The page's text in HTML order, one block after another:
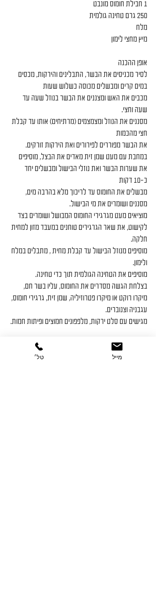
1 חבילת חומוס מונבט
250 גרם טחינה גולמית
מלח
מיץ מחצי לימון
אופן ההכנה
לסיר מכניסים את הבשר, התבלינים והירקות, מכסים
במים קרים ומבשלים מכוסה כשלוש שעות
מכבים את האש ומצננים את הבשר בנוזל שעה עד
שעה וחצי.
מסננים את הנוזל ומצמצמים (מרתיחים) אותו עד קבלת
חצי מהכמות
את הבשר מפוררים לפירורים ואת הירקות זורקים.
במחבת עם מעט שמן זית מאדים את הבצל, מוסיפים
את שערות הבשר ואת נוזלי הבישול ומבשלים יחד
כ-10 דקות
מבשלים את החומוס עד לריכוך מלא בהרבה מים,
מסננים ושומרים את מי הבישול.
מוציאים מעט מגרגירי החומוס המבושל ושומרים בצד
לקישוט, את שאר הגרגירים טוחנים במעבד מזון למחית
חלקה.
מוסיפים מנוזל הבישול עד קבלת מחית , מתבלים במלח
ולימון.
מוסיפים את הטחינה הגולמית תוך כדי טחינה.
בצלחת הגשה מסדרים את החומוס, עליו בשר חם,
מיקרו רוקט או מיקרו פטרוזיליה, שמן זית, גרגירי חומוס,
עגבניה וצנוברים.
מגישים עם סלט ירקות, מלפפונים חמוצים ופיתות חמות.
טל׳ מייל